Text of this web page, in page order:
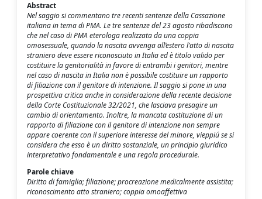
Abstract
Nel saggio si commentano tre recenti sentenze della Cassazione
italiana in tema di PMA. Le tre sentenze del 23 agosto ribadiscono
che nel caso di PMA eterologa realizzata da una coppia
omosessuale, quando la nascita avvenga all’estero l’atto di nascita
straniero deve essere riconosciuto in Italia ed è titolo valido per
costituire la genitorialità in favore di entrambi i genitori, mentre
nel caso di nascita in Italia non è possibile costituire un rapporto
di filiazione con il genitore di intenzione. Il saggio si pone in una
prospettiva critica anche in considerazione della recente decisione
della Corte Costituzionale 32/2021, che lasciava presagire un
cambio di orientamento. Inoltre, la mancata costituzione di un
rapporto di filiazione con il genitore di intenzione non sempre
appare coerente con il superiore interesse del minore, vieppiú se si
considera che esso è un diritto sostanziale, un principio giuridico
interpretativo fondamentale e una regola procedurale.
Parole chiave
Diritto di famiglia; filiazione; procreazione medicalmente assistita;
riconoscimento atto straniero; coppia omoaffettiva